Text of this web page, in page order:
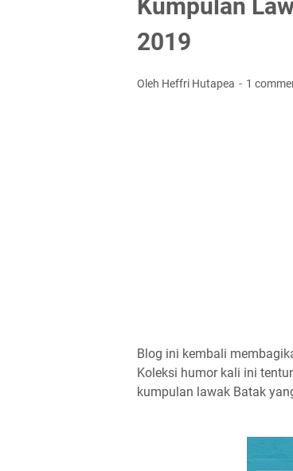
Kumpulan
2019
Oleh Heffri Hutapea 1
Blog ini kembali
Koleksi humor kali ini
kumpulan lawak Batak